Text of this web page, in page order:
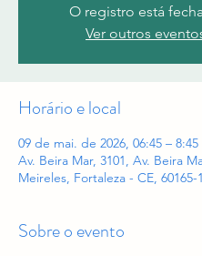
O registro está
Ver outros
Horário e local
09 de mai. de 2026, 06:45 – 8:45
Av. Beira Mar, 3101, Av. Beira
Meireles, Fortaleza - CE, 60165-
Sobre o evento